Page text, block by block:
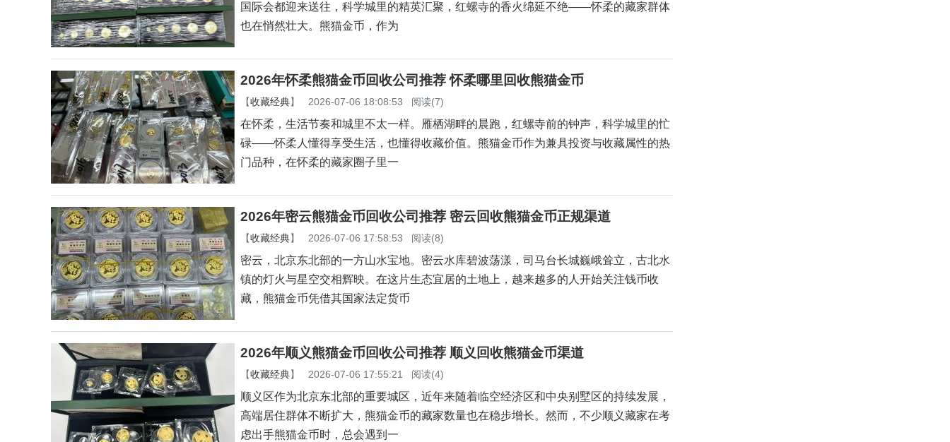
国际会都迎来送往，科学城里的精英汇聚，红螺寺的香火绵延不绝——怀柔的藏家群体
也在悄然壮大。熊猫金币，作为
2026年怀柔熊猫金币回收公司推荐 怀柔哪里回收熊猫金币
【收藏经典】 2026-07-06 18:08:53 阅读(7)
在怀柔，生活节奏和城里不太一样。雁栖湖畔的晨跑，红螺寺前的钟声，科学城里的忙
碌——怀柔人懂得享受生活，也懂得收藏价值。熊猫金币作为兼具投资与收藏属性的热
门品种，在怀柔的藏家圈子里一
2026年密云熊猫金币回收公司推荐 密云回收熊猫金币正规渠道
【收藏经典】 2026-07-06 17:58:53 阅读(8)
密云，北京东北部的一方山水宝地。密云水库碧波荡漾，司马台长城巍峨耸立，古北水
镇的灯火与星空交相辉映。在这片生态宜居的土地上，越来越多的人开始关注钱币收
藏，熊猫金币凭借其国家法定货币
2026年顺义熊猫金币回收公司推荐 顺义回收熊猫金币渠道
【收藏经典】 2026-07-06 17:55:21 阅读(4)
顺义区作为北京东北部的重要城区，近年来随着临空经济区和中央别墅区的持续发展，
高端居住群体不断扩大，熊猫金币的藏家数量也在稳步增长。然而，不少顺义藏家在考
虑出手熊猫金币时，总会遇到一